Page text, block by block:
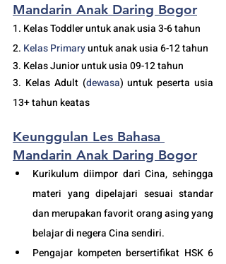
Mandarin Anak Daring Bogor
1. Kelas Toddler untuk anak usia 3-6 tahun
2. Kelas Primary untuk anak usia 6-12 tahun
3. Kelas Junior untuk usia 09-12 tahun
3. Kelas Adult (dewasa) untuk peserta usia
13+ tahun keatas
Keunggulan Les Bahasa
Mandarin Anak Daring Bogor
Kurikulum diimpor dari Cina, sehingga
materi yang dipelajari sesuai standar
dan merupakan favorit orang asing yang
belajar di negera Cina sendiri.
Pengajar kompeten bersertifikat HSK 6